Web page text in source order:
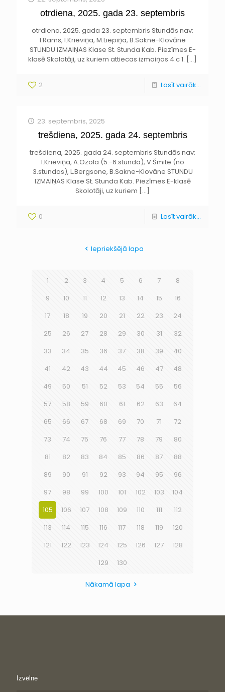
otrdiena, 2025. gada 23. septembris
otrdiena, 2025. gada 23. septembris Stundās nav:
I.Rams, I.Krieviņa, M.Liepiņa, B.Sakne-Klovāne
STUNDU IZMAIŅAS Klase St. Stunda Kab. Piezīmes E-
klasē Skolotāji, uz kuriem attiecas izmaiņas 4.c 1. […]
2 Lasīt vairāk...
23. septembris, 2025
trešdiena, 2025. gada 24. septembris
trešdiena, 2025. gada 24. septembris Stundās nav:
I.Krieviņa, A.Ozola (5.-6.stunda), V.Šmite (no
3.stundas), L.Bergsone, B.Sakne-Klovāne STUNDU
IZMAIŅAS Klase St. Stunda Kab. Piezīmes E-klasē
Skolotāji, uz kuriem […]
0 Lasīt vairāk...
Iepriekšējā lapa
1 2 3 4 5 6 7
8
9
10 11 12 13 14 15
16
17
18 19 20 21 22 23
24
25
26 27 28 29 30 31
32
33
34 35 36 37 38 39
40
41
42 43 44 45 46 47
48
49
50 51 52 53 54 55
56
57
58 59 60 61 62 63
64
65
66 67 68 69 70 71
72
73
74 75 76 77 78 79
80
81
82 83 84 85 86 87
88
89
90 91 92 93 94 95
96
97
98 99 100 101 102 103
104
105
106 107 108 109 110 111
112
113
114 115 116 117 118 119
120
121
122 123 124 125 126 127
128
129
130
Nākamā lapa
Izvēlne